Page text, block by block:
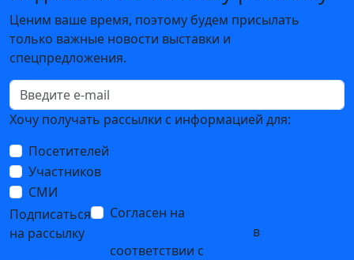
Ценим ваше время, поэтому будем присылать
только важные новости выставки и
спецпредложения.
Хочу получать рассылки с информацией для:
Посетителей
Участников
СМИ
Подписаться
на рассылку
Согласен на
в
соответствии с